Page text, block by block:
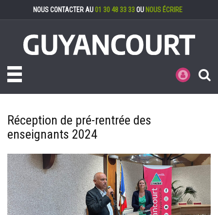
NOUS CONTACTER AU 01 30 48 33 33OU NOUS ÉCRIRE
Toggle navigation MES
Réception de pré-rentrée des
enseignants 2024